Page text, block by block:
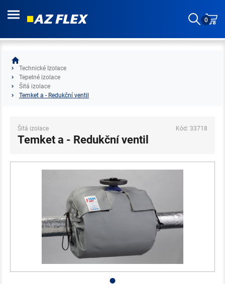
0
Technické Izolace
Tepelné izolace
Šitá izolace
Temket a - Redukční ventil
Šitá izolace Kód: 33718
Temket a - Redukční ventil